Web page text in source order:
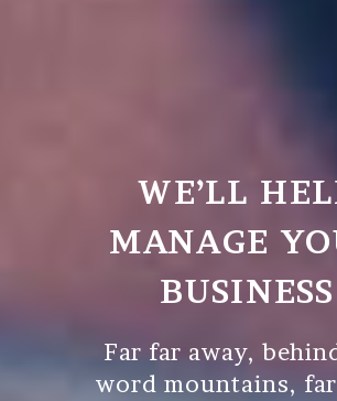
WE’LL
MANAGE
BUSINESS
Far far away,
word mountains,